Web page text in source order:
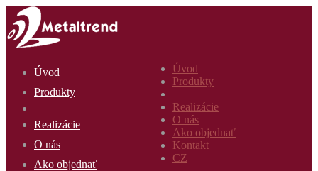
Úvod
Produkty
Realizácie
O nás
Ako objednať
Kontakt
CZ
Úvod
Produkty
Realizácie
O nás
Ako objednať